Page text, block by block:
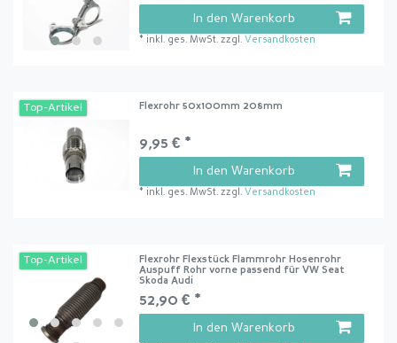
In den Warenkorb
* inkl. ges. MwSt. zzgl. Versandkosten
Top-Artikel Flexrohr 50x100mm 208mm
9,95 € *
In den Warenkorb
* inkl. ges. MwSt. zzgl. Versandkosten
Top-Artikel
Flexrohr Flexstück Flammrohr Hosenrohr
Auspuff Rohr vorne passend für VW Seat
Skoda Audi
52,90 € *
In den Warenkorb